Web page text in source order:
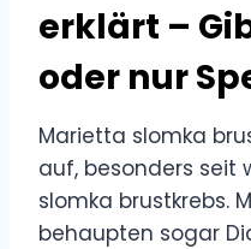
erklärt –
oder nur
Marietta slomka
auf, besonders
slomka brustkrebs.
behaupten sogar